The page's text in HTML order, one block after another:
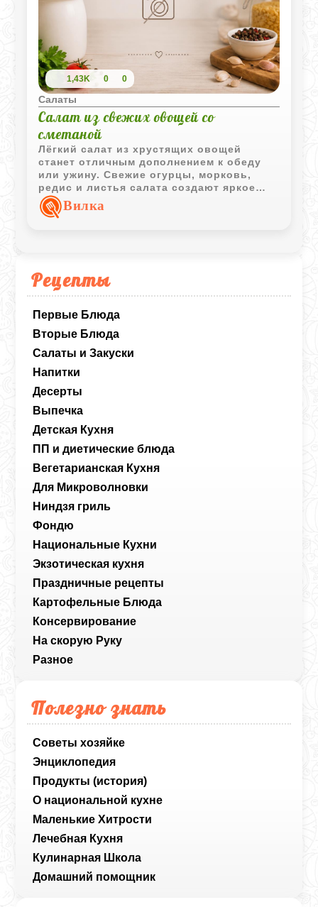
Рецепты
Первые Блюда
Вторые Блюда
Салаты и Закуски
Напитки
Десерты
Выпечка
Детская Кухня
ПП и диетические блюда
Вегетарианская Кухня
Для Микроволновки
Ниндзя гриль
Фондю
Национальные Кухни
Экзотическая кухня
Праздничные рецепты
Картофельные Блюда
Консервирование
На скорую Руку
Разное
Полезно знать
Советы хозяйке
Энциклопедия
Продукты (история)
О национальной кухне
Маленькие Хитрости
Лечебная Кухня
Кулинарная Школа
Домашний помощник
1,43K 0 0
Салаты
Салат из свежих овощей со
сметаной
Лёгкий салат из хрустящих овощей
станет отличным дополнением к обеду
или ужину. Свежие огурцы, морковь,
редис и листья салата создают яркое
сочетание вкусов и приятную текстуру.
Вилка